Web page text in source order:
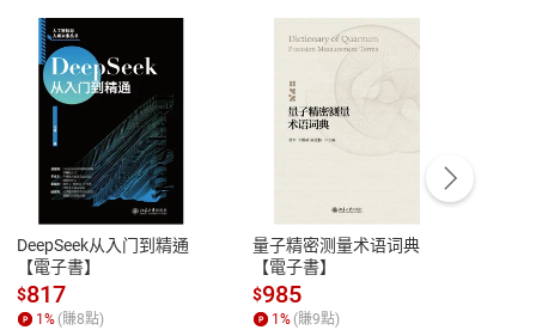
性
參
客服資訊
服務時間：週一到週五 10:00-12:00、
13:00-17:00 (國定假日及例假日休息)
客服電話：0080-1857077
DeepSeek从入门到精通
【電子書】
$817
1% (賺8點)
量子精密测量术语词典
【電子書】
$985
1% (賺9點)